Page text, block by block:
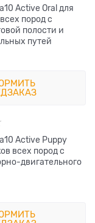
Active Oral для
пород с
полости и
путей
Active Puppy
всех пород с
двигательного